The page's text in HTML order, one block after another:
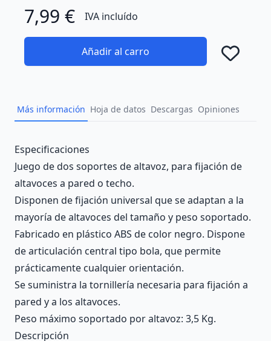
7,99 € IVA incluído
Añadir al carro
Más información Hoja de datos Descargas Opiniones
Description
Especificaciones
Juego de dos soportes de altavoz, para fijación de
altavoces a pared o techo.
Disponen de fijación universal que se adaptan a la
mayoría de altavoces del tamaño y peso soportado.
Fabricado en plástico ABS de color negro. Dispone
de articulación central tipo bola, que permite
prácticamente cualquier orientación.
Se suministra la tornillería necesaria para fijación a
pared y a los altavoces.
Peso máximo soportado por altavoz: 3,5 Kg.
Descripción